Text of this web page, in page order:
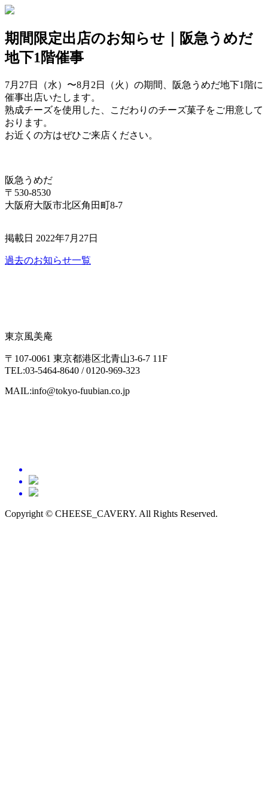
期間限定出店のお知らせ｜阪急うめだ
地下1階催事
7月27日（水）〜8月2日（火）の期間、阪急うめだ地下1階に
催事出店いたします。
熟成チーズを使用した、こだわりのチーズ菓子をご用意して
おります。
お近くの方はぜひご来店ください。
阪急うめだ
〒530-8530
大阪府大阪市北区角田町8-7
掲載日 2022年7月27日
過去のお知らせ一覧
東京風美庵
〒107-0061 東京都港区北青山3-6-7 11F
TEL:03-5464-8640 / 0120-969-323
MAIL:info@tokyo-fuubian.co.jp
Copyright © CHEESE_CAVERY. All Rights Reserved.